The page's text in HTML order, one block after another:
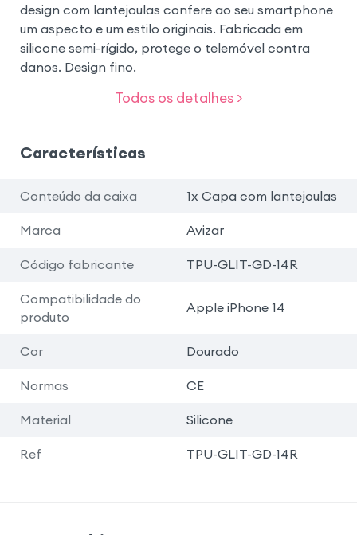
design com lantejoulas confere ao seu smartphone
um aspecto e um estilo originais. Fabricada em
silicone semi-rígido, protege o telemóvel contra
danos. Design fino.
Todos os detalhes >
Características
Conteúdo da caixa 1x Capa com lantejoulas
Marca Avizar
Código fabricante TPU-GLIT-GD-14R
Compatibilidade do
produto
Apple iPhone 14
Cor Dourado
Normas CE
Material Silicone
Ref TPU-GLIT-GD-14R